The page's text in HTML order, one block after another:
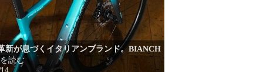
新が息づくイタリアンブランド。BIANCH
読む